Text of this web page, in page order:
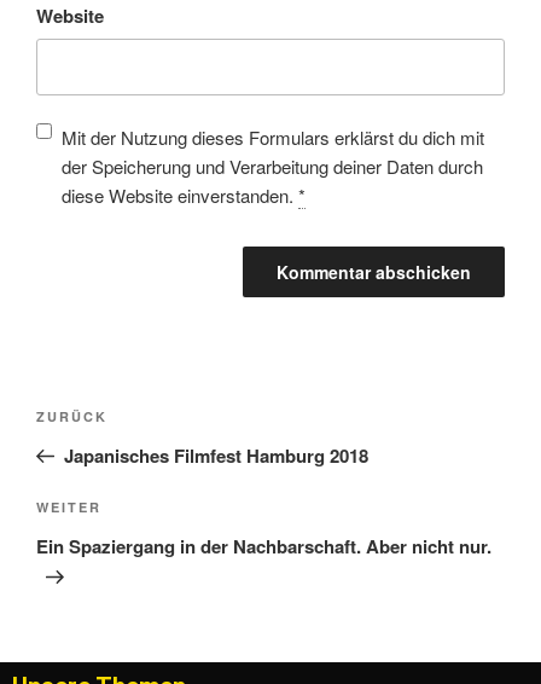
Website
Mit der Nutzung dieses Formulars erklärst du dich mit
der Speicherung und Verarbeitung deiner Daten durch
diese Website einverstanden. *
ZURÜCK
Japanisches Filmfest Hamburg 2018
WEITER
Ein Spaziergang in der Nachbarschaft. Aber nicht nur.